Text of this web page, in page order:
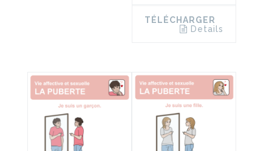
TÉLÉCHARGER
Details